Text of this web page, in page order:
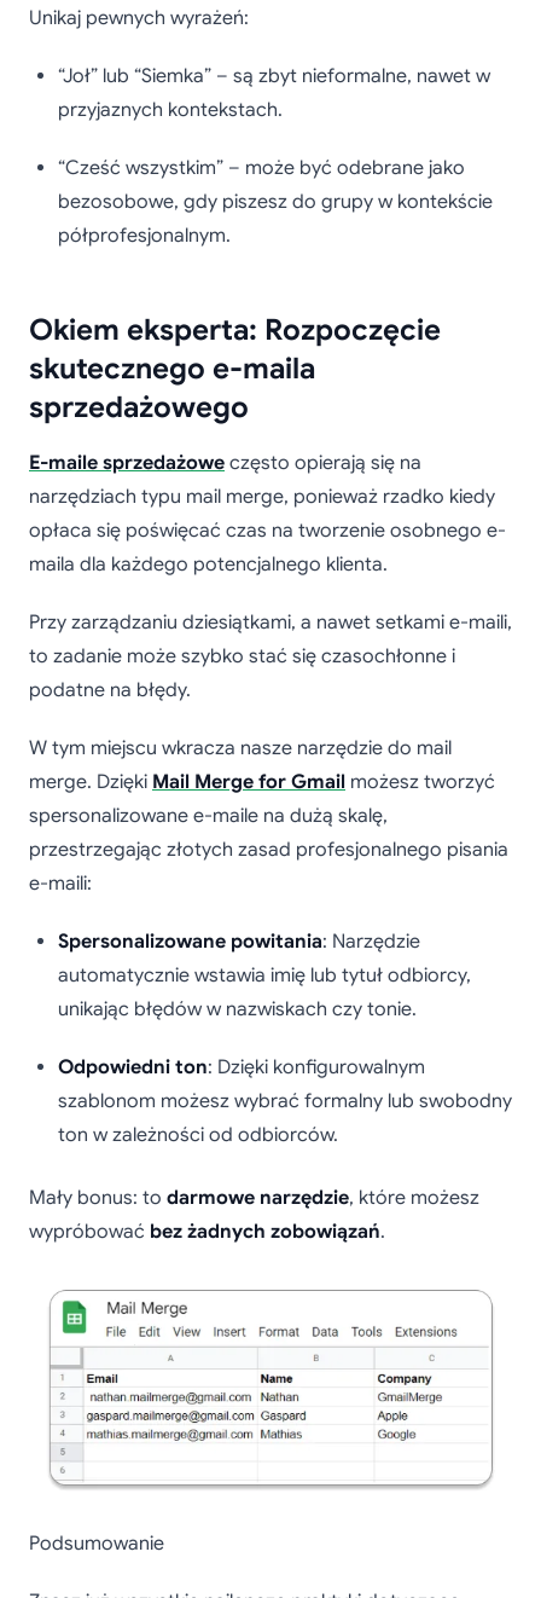
Unikaj pewnych wyrażeń:
“Joł” lub “Siemka” – są zbyt nieformalne, nawet w
przyjaznych kontekstach.
“Cześć wszystkim” – może być odebrane jako
bezosobowe, gdy piszesz do grupy w kontekście
półprofesjonalnym.
Okiem eksperta: Rozpoczęcie
skutecznego e-maila
sprzedażowego
E-maile sprzedażowe często opierają się na
narzędziach typu mail merge, ponieważ rzadko kiedy
opłaca się poświęcać czas na tworzenie osobnego e-
maila dla każdego potencjalnego klienta.
Przy zarządzaniu dziesiątkami, a nawet setkami e-maili,
to zadanie może szybko stać się czasochłonne i
podatne na błędy.
W tym miejscu wkracza nasze narzędzie do mail
merge. Dzięki Mail Merge for Gmail możesz tworzyć
spersonalizowane e-maile na dużą skalę,
przestrzegając złotych zasad profesjonalnego pisania
e-maili:
Spersonalizowane powitania: Narzędzie
automatycznie wstawia imię lub tytuł odbiorcy,
unikając błędów w nazwiskach czy tonie.
Odpowiedni ton: Dzięki konfigurowalnym
szablonom możesz wybrać formalny lub swobodny
ton w zależności od odbiorców.
Mały bonus: to darmowe narzędzie, które możesz
wypróbować bez żadnych zobowiązań.
Podsumowanie